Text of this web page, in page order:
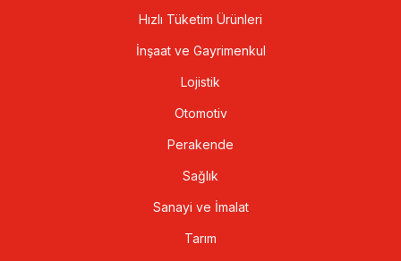
Hızlı Tüketim Ürünleri
İnşaat ve Gayrimenkul
Lojistik
Otomotiv
Perakende
Sağlık
Sanayi ve İmalat
Tarım